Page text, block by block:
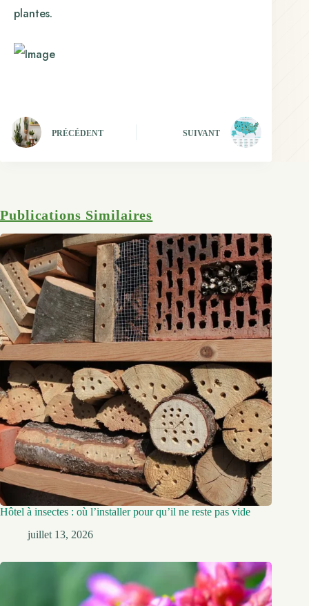
plantes.
PRÉCÉDENT SUIVANT
Publications Similaires
Hôtel à insectes : où l’installer pour qu’il ne reste pas vide
juillet 13, 2026